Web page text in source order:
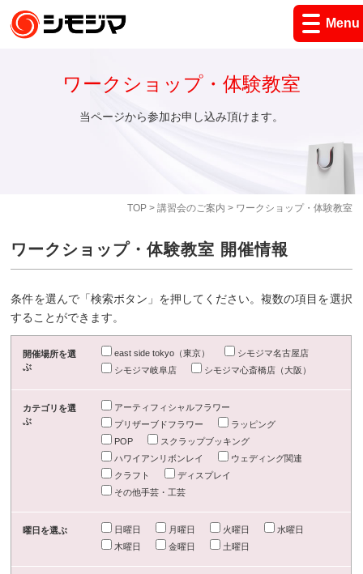
Menu
TOP> 講習会のご案内 > ワークショップ・体験教室
ワークショップ・体験教室
当ページから参加お申し込み頂けます。
ワークショップ・体験教室 開催情報
条件を選んで「検索ボタン」を押してください。複数の項目を選択
することができます。
開催場所を選
ぶ
east side tokyo（東京）
シモジマ名古屋店
シモジマ岐阜店
シモジマ心斎橋店（大阪）
カテゴリを選
ぶ
アーティフィシャルフラワー
プリザーブドフラワー
ラッピング
POP
スクラップブッキング
ハワイアンリボンレイ
ウェディング関連
クラフト
ディスプレイ
その他手芸・工芸
曜日を選ぶ 日曜日 月曜日 火曜日
水曜日
木曜日
金曜日 土曜日